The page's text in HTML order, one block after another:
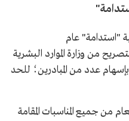
"استدامة" عام
بتصريح من وزارة الموارد البشرية
الاجتماعية، برقم (628)، بإسهام عدد من المبادرين؛ للحد
من جميع المناسبات المقامة